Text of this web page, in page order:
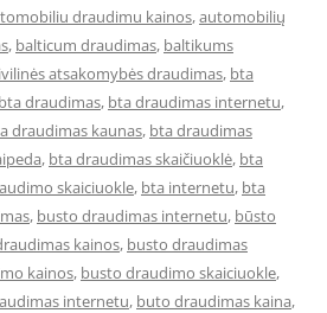
draudimu kainos,automobilių
, balticum draudimas, baltikums
atsakomybės draudimas, bta
bta draudimas, bta draudimas internetu,
draudimas kaunas, bta draudimas
, bta draudimas skaičiuoklė, bta
skaiciuokle, bta internetu, bta
, busto draudimas internetu, būsto
kainos, busto draudimas
kainos, busto draudimo skaiciuokle,
internetu, buto draudimas kaina,